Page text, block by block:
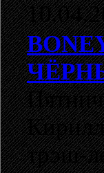
трэш-